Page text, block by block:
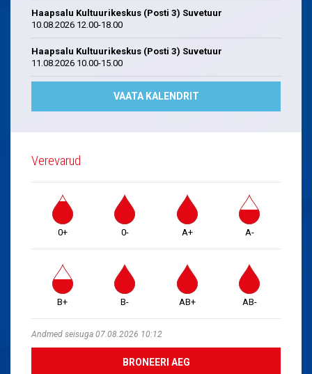
Haapsalu Kultuurikeskus (Posti 3) Suvetuur
10.08.2026 12.00-18.00
Haapsalu Kultuurikeskus (Posti 3) Suvetuur
11.08.2026 10.00-15.00
VAATA KALENDRIT
Verevarud
0+ 0- A+ A-
B+ B- AB+ AB-
Andmed seisuga 07.08.2026 10:12
BRONEERI AEG